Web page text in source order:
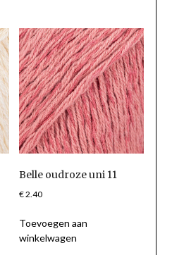
Belle oudroze uni 11
€2.40
Toevoegen aan
winkelwagen